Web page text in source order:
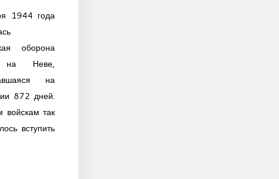
1944 года
оборона
на Неве,
на
872 дней.
войскам так
вступить